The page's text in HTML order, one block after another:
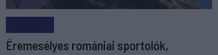
PARALIMPIA
Éremesélyes romániai sportolók,